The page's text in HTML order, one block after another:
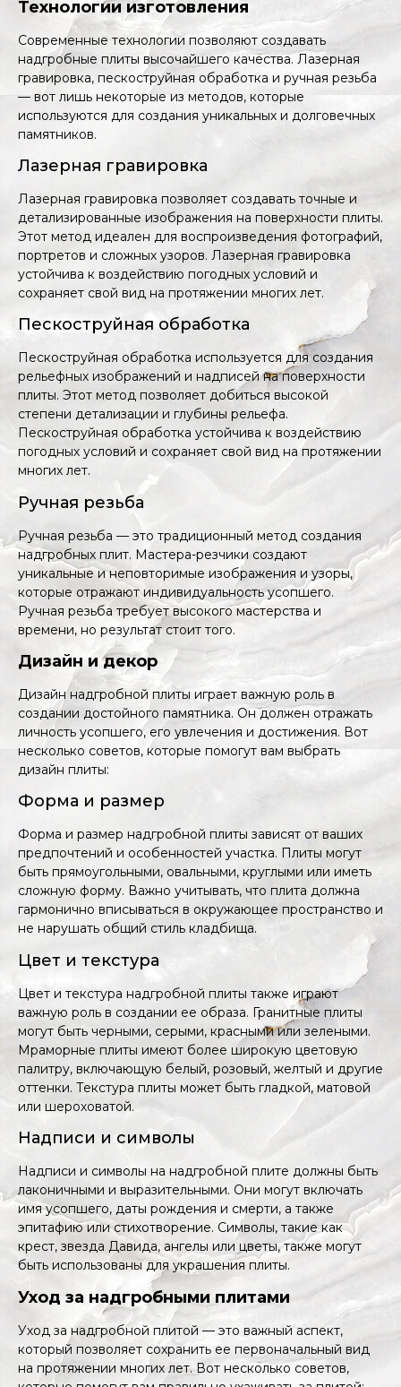
Технологии изготовления
Современные технологии позволяют создавать
надгробные плиты высочайшего качества. Лазерная
гравировка, пескоструйная обработка и ручная резьба
— вот лишь некоторые из методов, которые
используются для создания уникальных и долговечных
памятников.
Лазерная гравировка
Лазерная гравировка позволяет создавать точные и
детализированные изображения на поверхности плиты.
Этот метод идеален для воспроизведения фотографий,
портретов и сложных узоров. Лазерная гравировка
устойчива к воздействию погодных условий и
сохраняет свой вид на протяжении многих лет.
Пескоструйная обработка
Пескоструйная обработка используется для создания
рельефных изображений и надписей на поверхности
плиты. Этот метод позволяет добиться высокой
степени детализации и глубины рельефа.
Пескоструйная обработка устойчива к воздействию
погодных условий и сохраняет свой вид на протяжении
многих лет.
Ручная резьба
Ручная резьба — это традиционный метод создания
надгробных плит. Мастера-резчики создают
уникальные и неповторимые изображения и узоры,
которые отражают индивидуальность усопшего.
Ручная резьба требует высокого мастерства и
времени, но результат стоит того.
Дизайн и декор
Дизайн надгробной плиты играет важную роль в
создании достойного памятника. Он должен отражать
личность усопшего, его увлечения и достижения. Вот
несколько советов, которые помогут вам выбрать
дизайн плиты:
Форма и размер
Форма и размер надгробной плиты зависят от ваших
предпочтений и особенностей участка. Плиты могут
быть прямоугольными, овальными, круглыми или иметь
сложную форму. Важно учитывать, что плита должна
гармонично вписываться в окружающее пространство и
не нарушать общий стиль кладбища.
Цвет и текстура
Цвет и текстура надгробной плиты также играют
важную роль в создании ее образа. Гранитные плиты
могут быть черными, серыми, красными или зелеными.
Мраморные плиты имеют более широкую цветовую
палитру, включающую белый, розовый, желтый и другие
оттенки. Текстура плиты может быть гладкой, матовой
или шероховатой.
Надписи и символы
Надписи и символы на надгробной плите должны быть
лаконичными и выразительными. Они могут включать
имя усопшего, даты рождения и смерти, а также
эпитафию или стихотворение. Символы, такие как
крест, звезда Давида, ангелы или цветы, также могут
быть использованы для украшения плиты.
Уход за надгробными плитами
Уход за надгробной плитой — это важный аспект,
который позволяет сохранить ее первоначальный вид
на протяжении многих лет. Вот несколько советов,